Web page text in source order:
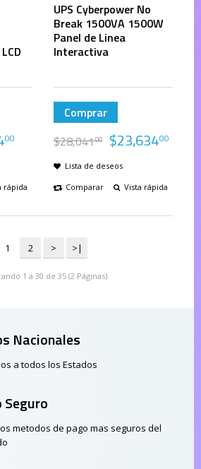
00
rápida
UPS Cyberpower No
Break 1500VA 1500W
Panel de Linea
Interactiva
Comprar
$28,04100 $23,63400
Lista de deseos
Comparar
Vista rápida
1 2 > >|
1 a 30 de 35 (2 Páginas)
Nacionales
a todos los Estados
Seguro
metodos de pago mas seguros del